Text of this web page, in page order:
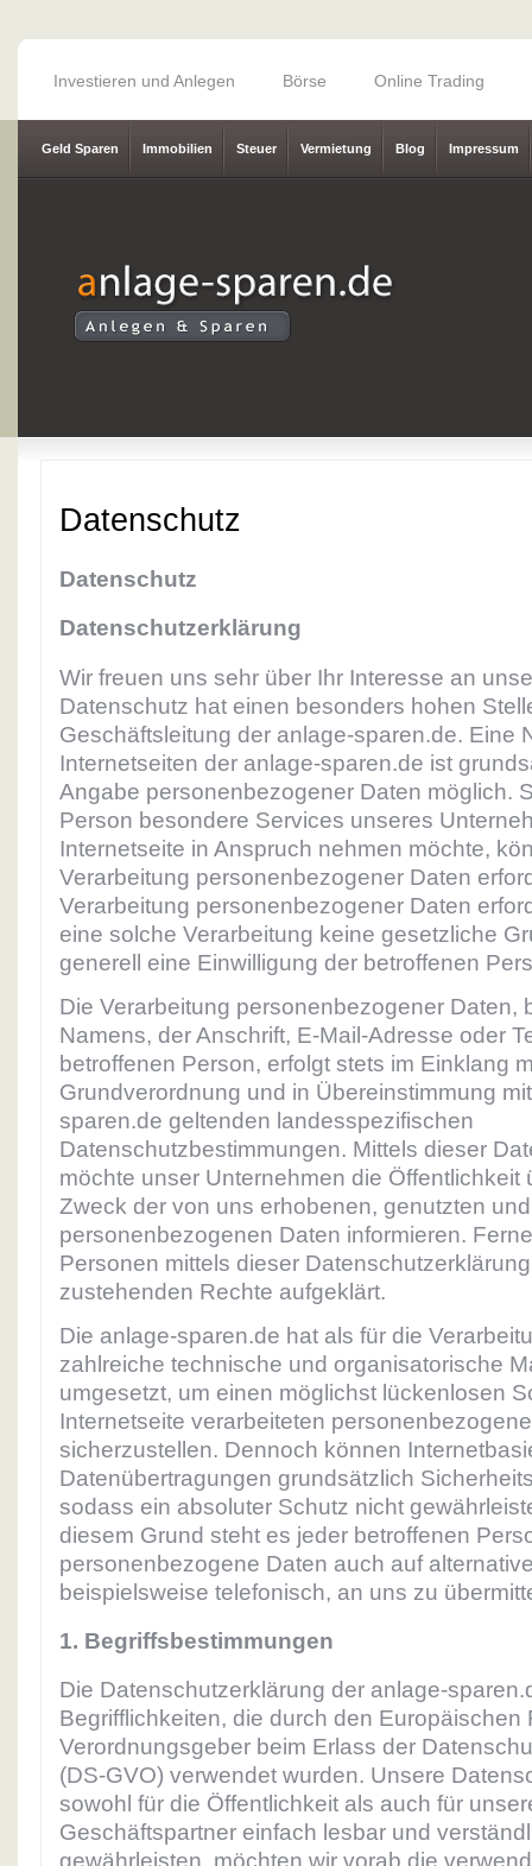
Investieren und Anlegen Börse Online Trading
Geld Sparen Immobilien Steuer Vermietung Blog Impressum
Datenschutz
Datenschutz
Datenschutzerklärung
Wir freuen uns sehr über Ihr Interesse an
Datenschutz hat einen besonders hohen
Geschäftsleitung der anlage-sparen.de. Eine
Internetseiten der anlage-sparen.de ist
Angabe personenbezogener Daten möglich.
Person besondere Services unseres
Internetseite in Anspruch nehmen möchte,
Verarbeitung personenbezogener Daten
Verarbeitung personenbezogener Daten
eine solche Verarbeitung keine gesetzliche
generell eine Einwilligung der betroffenen
Die Verarbeitung personenbezogener Daten,
Namens, der Anschrift, E-Mail-Adresse oder
betroffenen Person, erfolgt stets im Einklang
Grundverordnung und in Übereinstimmung
sparen.de geltenden landesspezifischen
Datenschutzbestimmungen. Mittels dieser
möchte unser Unternehmen die Öffentlichkeit
Zweck der von uns erhobenen, genutzten
personenbezogenen Daten informieren.
Personen mittels dieser
zustehenden Rechte aufgeklärt.
Die anlage-sparen.de hat als für die
zahlreiche technische und organisatorische
umgesetzt, um einen möglichst lückenlosen
Internetseite verarbeiteten
sicherzustellen. Dennoch können
Datenübertragungen grundsätzlich
sodass ein absoluter Schutz nicht
diesem Grund steht es jeder betroffenen
personenbezogene Daten auch auf
beispielsweise telefonisch, an uns zu
1. Begriffsbestimmungen
Die Datenschutzerklärung der anlage-
Begrifflichkeiten, die durch den Europäischen
Verordnungsgeber beim Erlass der
(DS-GVO) verwendet wurden. Unsere
sowohl für die Öffentlichkeit als auch für
Geschäftspartner einfach lesbar und
gewährleisten, möchten wir vorab die